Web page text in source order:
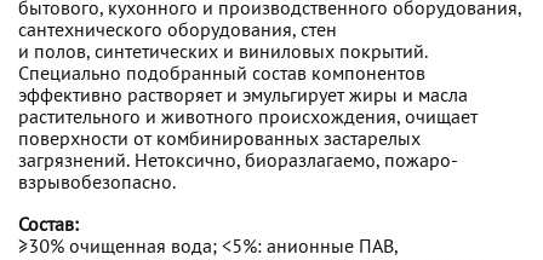
бытового, кухонного и производственного оборудования,
сантехнического оборудования, стен
и полов, синтетических и виниловых покрытий.
Специально подобранный состав компонентов
эффективно растворяет и эмульгирует жиры и масла
растительного и животного происхождения, очищает
поверхности от комбинированных застарелых
загрязнений. Нетоксично, биоразлагаемо, пожаро-
взрывобезопасно.
Состав:
≥30% очищенная вода; <5%: анионные ПАВ,